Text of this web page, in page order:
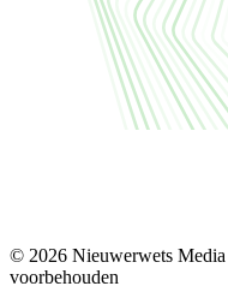
© 2026 Nieuwerwets
voorbehouden